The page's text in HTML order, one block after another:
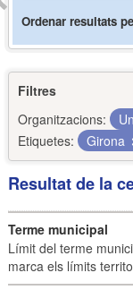
Ordenar resultats
Filtres
Organitzacions:
Etiquetes:
Girona
Resultat de la
Terme municipal
Límit del terme
marca els límits